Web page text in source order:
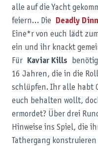
alle auf die Yacht
feiern… Die
Deadly
Eine*r von euch lädt
ein und ihr knackt
Für
Kaviar Kills
16 Jahren, die in die
schlüpfen. Ihr alle habt
euch behalten wollt,
ermordet? Über drei
Hinweise ins Spiel, die
Tathergang